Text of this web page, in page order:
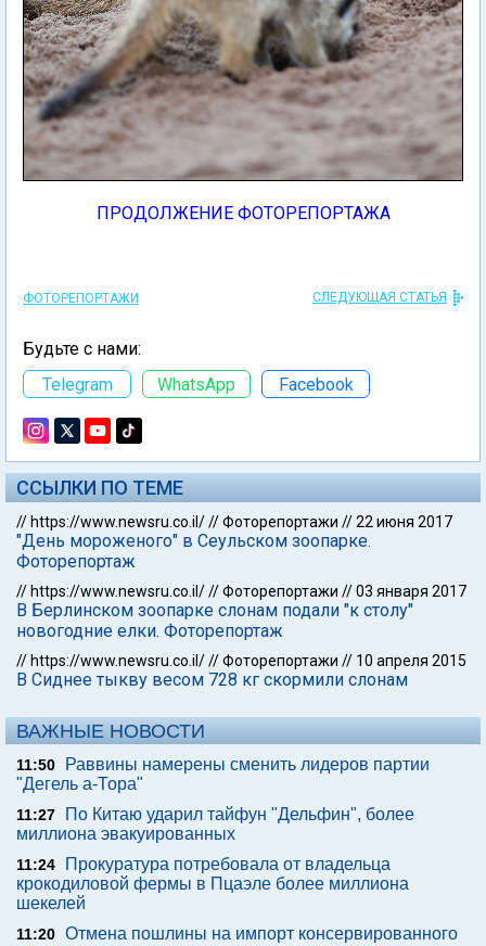
ПРОДОЛЖЕНИЕ ФОТОРЕПОРТАЖА
ФОТОРЕПОРТАЖИ СЛЕДУЮЩАЯ СТАТЬЯ
Будьте с нами:
Telegram
WhatsApp Facebook
ССЫЛКИ ПО ТЕМЕ
// https://www.newsru.co.il///Фоторепортажи //22 июня 2017
"День мороженого" в Сеульском зоопарке.
Фоторепортаж
// https://www.newsru.co.il///Фоторепортажи //03 января 2017
В Берлинском зоопарке слонам подали "к столу"
новогодние елки. Фоторепортаж
// https://www.newsru.co.il///Фоторепортажи // 10 апреля 2015
В Сиднее тыкву весом 728 кг скормили слонам
ВАЖНЫЕ НОВОСТИ
11:50
Раввины намерены сменить лидеров партии
"Дегель а-Тора"
11:27
По Китаю ударил тайфун "Дельфин", более
миллиона эвакуированных
11:24
Прокуратура потребовала от владельца
крокодиловой фермы в Пцаэле более миллиона
шекелей
11:20 Отмена пошлины на импорт консервированного